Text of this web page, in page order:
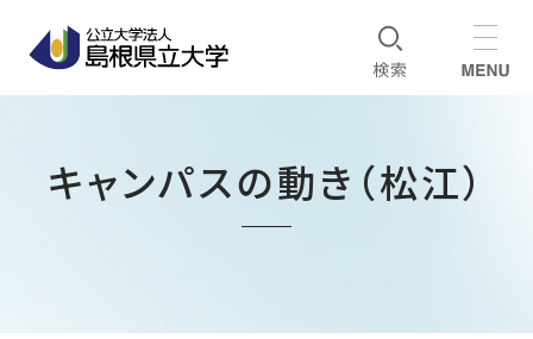
キャンパスの動き（松江）